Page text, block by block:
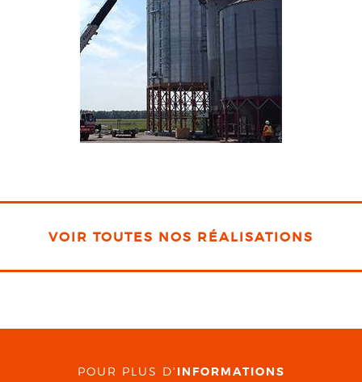
VOIR TOUTES NOS RÉALISATIONS
POUR PLUS D' INFORMATIONS